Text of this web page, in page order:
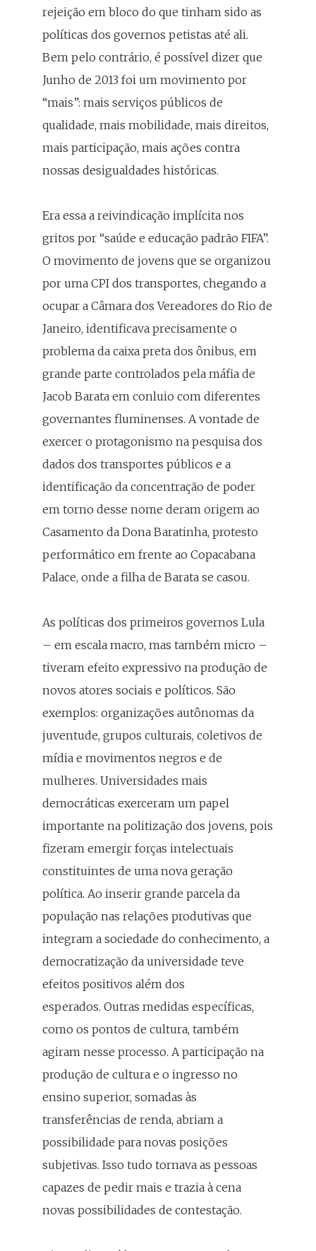
rejeição em bloco do que tinham sido as
políticas dos governos petistas até ali.
Bem pelo contrário, é possível dizer que
Junho de 2013 foi um movimento por
“mais”: mais serviços públicos de
qualidade, mais mobilidade, mais direitos,
mais participação, mais ações contra
nossas desigualdades históricas.
Era essa a reivindicação implícita nos
gritos por “saúde e educação padrão FIFA”.
O movimento de jovens que se organizou
por uma CPI dos transportes, chegando a
ocupar a Câmara dos Vereadores do Rio de
Janeiro, identificava precisamente o
problema da caixa preta dos ônibus, em
grande parte controlados pela máfia de
Jacob Barata em conluio com diferentes
governantes fluminenses. A vontade de
exercer o protagonismo na pesquisa dos
dados dos transportes públicos e a
identificação da concentração de poder
em torno desse nome deram origem ao
Casamento da Dona Baratinha, protesto
performático em frente ao Copacabana
Palace, onde a filha de Barata se casou.
As políticas dos primeiros governos Lula
– em escala macro, mas também micro –
tiveram efeito expressivo na produção de
novos atores sociais e políticos. São
exemplos: organizações autônomas da
juventude, grupos culturais, coletivos de
mídia e movimentos negros e de
mulheres. Universidades mais
democráticas exerceram um papel
importante na politização dos jovens, pois
fizeram emergir forças intelectuais
constituintes de uma nova geração
política. Ao inserir grande parcela da
população nas relações produtivas que
integram a sociedade do conhecimento, a
democratização da universidade teve
efeitos positivos além dos
esperados. Outras medidas específicas,
como os pontos de cultura, também
agiram nesse processo. A participação na
produção de cultura e o ingresso no
ensino superior, somadas às
transferências de renda, abriam a
possibilidade para novas posições
subjetivas. Isso tudo tornava as pessoas
capazes de pedir mais e trazia à cena
novas possibilidades de contestação.